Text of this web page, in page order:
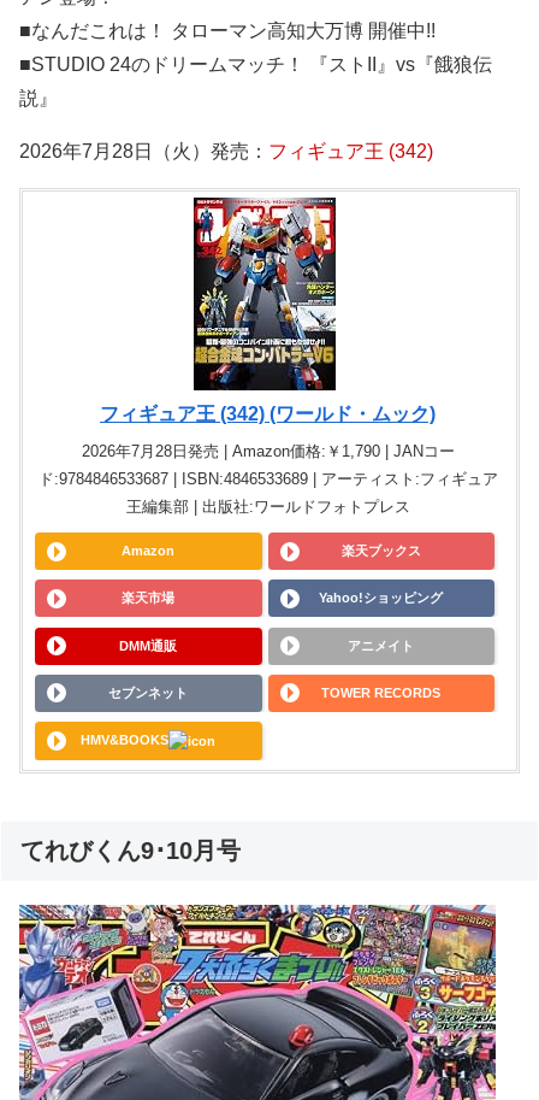
■なんだこれは！ タローマン高知大万博 開催中!!
■STUDIO 24のドリームマッチ！ 『ストII』vs『餓狼伝
説』
2026年7月28日（火）発売： フィギュア王 (342)
フィギュア王 (342) (ワールド・ムック)
2026年7月28日発売 | Amazon価格:￥1,790 | JANコー
ド:9784846533687 | ISBN:4846533689 | アーティスト:フィギュア
王編集部 | 出版社:ワールドフォトプレス
Amazon 楽天ブックス
楽天市場 Yahoo!ショッピング
DMM通販 アニメイト
セブンネット TOWER RECORDS
HMV&BOOKS
てれびくん9･10月号